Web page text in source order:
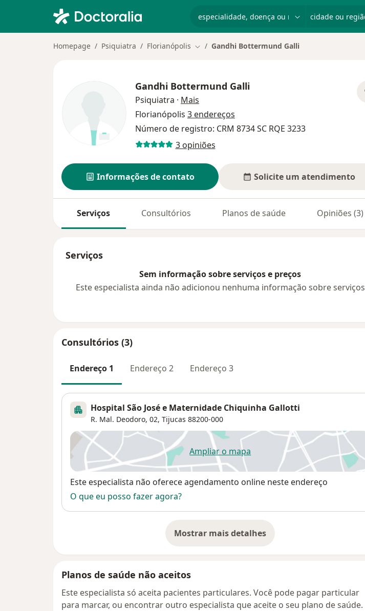
Homepage Psiquiatra Florianópolis Mudar de cidade
Gandhi Bottermund Galli
Gandhi Bottermund Galli
Psiquiatra · Mais
Florianópolis 3 endereços
Número de registro: CRM 8734 SC RQE 3233
3 opiniões
Informações de contato Solicite um atendimento
Serviços Consultórios Planos de saúde Opiniões (3)
Serviços
Sem informação sobre serviços e preços
Este especialista ainda não adicionou nenhuma informação sobre serviços
Consultórios (3)
Endereço 1 Endereço 2 Endereço 3
Hospital São José e Maternidade Chiquinha Gallotti
R. Mal. Deodoro, 02, Tijucas 88200-000
Ampliar o mapaabre num novo separador
Disponibilidade
Este especialista não oferece agendamento online neste endereço
O que eu posso fazer agora?
Mostrar mais detalhes
sobre o endereço
Planos de saúde não aceitos
Este especialista só aceita pacientes particulares. Você pode pagar particular
para marcar, ou encontrar outro especialista que aceite o seu plano de saúde.